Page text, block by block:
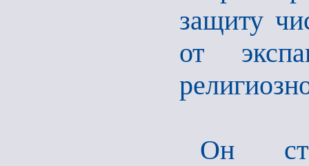
защиту
от
Он